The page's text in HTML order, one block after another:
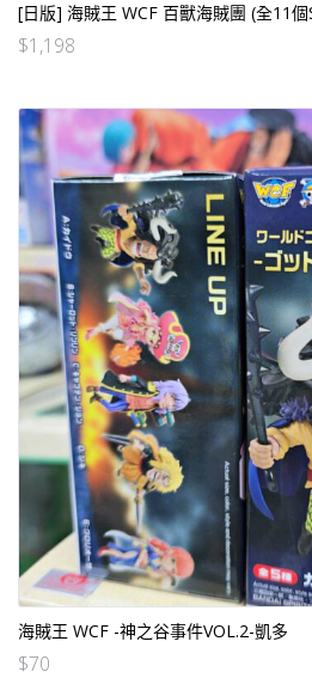
[日版] 海賊王 WCF 百獸海賊團 (全11
$1,198
海賊王 WCF -神之谷事件VOL.2-凱多
$70